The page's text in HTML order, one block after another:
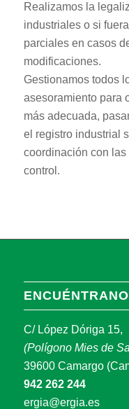
Realizamos la
industriales o si
parciales en casos
modificaciones.
Gestionamos todos
asesoramiento para
más adecuada,
el registro industrial
coordinación con
control.
C/ López Dóriga 15,
(Polígono Mies de
39600 Camargo
942 262 244
ergia@ergia.es